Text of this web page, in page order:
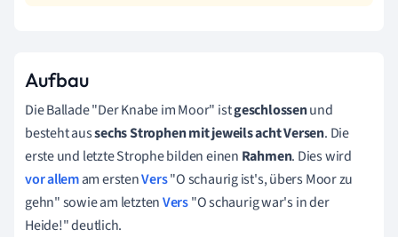
Aufbau
Die Ballade "Der Knabe im Moor" istgeschlossenund
besteht aussechs Strophen mit jeweils acht Versen. Die
erste und letzte Strophe bilden einen Rahmen. Dies wird
vor allemam erstenVers"O schaurig ist's, übers Moor zu
gehn" sowie am letztenVers"O schaurig war's in der
Heide!" deutlich.